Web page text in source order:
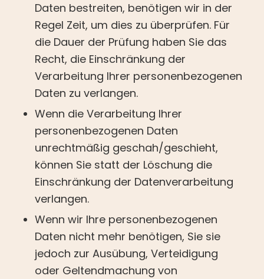
Daten bestreiten, benötigen wir in der
Regel Zeit, um dies zu überprüfen. Für
die Dauer der Prüfung haben Sie das
Recht, die Einschränkung der
Verarbeitung Ihrer personenbezogenen
Daten zu verlangen.
Wenn die Verarbeitung Ihrer
personenbezogenen Daten
unrechtmäßig geschah/geschieht,
können Sie statt der Löschung die
Einschränkung der Datenverarbeitung
verlangen.
Wenn wir Ihre personenbezogenen
Daten nicht mehr benötigen, Sie sie
jedoch zur Ausübung, Verteidigung
oder Geltendmachung von